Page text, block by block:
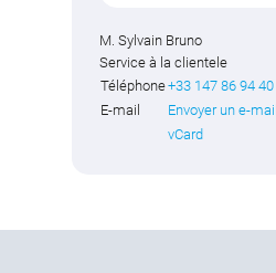
M. Sylvain Bruno
Service à la clientele
Téléphone+33 147 86 94 40
E-mail
Envoyer un e-mail
vCard